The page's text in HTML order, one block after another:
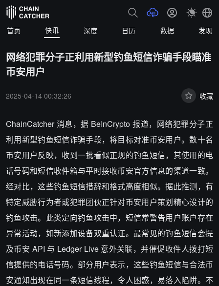
首页 快讯 深度 日历 数据 发现
网络犯罪分子正利用新型钓鱼短信诈骗手段瞄准
币安用户
2025-04-14 00:32:26 收藏
ChainCatcher 消息，据 BeInCrypto 报道，网络犯罪分子正
利用新型钓鱼短信诈骗手段，将目标对准币安用户。数十名
币安用户反映，收到一批看似正规的钓鱼短信，其使用的电
话号码和短信收件箱与平时接收币安官方信息的渠道一致。
经对比，这些钓鱼短信措辞和格式高度相似。据此推测，有
特定威胁行为者或犯罪团伙正针对币安用户策划精心设计的
钓鱼攻击。此类定向钓鱼攻击中，短信常警告用户账户存在
异常活动，如新添加设备双重认证。最常见的钓鱼短信会提
及币安 API 与 Ledger Live 意外关联，并催促收件人拨打短
信提供的电话号码。部分用户表示，这些钓鱼短信与合法币
安通知出现在同一条短信线程，令人困惑，易落入陷阱。不